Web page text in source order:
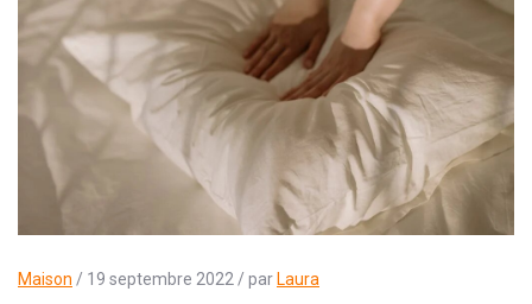
Maison / 19 septembre 2022 / parLaura